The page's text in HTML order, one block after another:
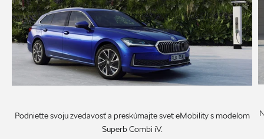
Podnieťte svoju zvedavosť a preskúmajte svet eMobility s modelom
Superb Combi iV.